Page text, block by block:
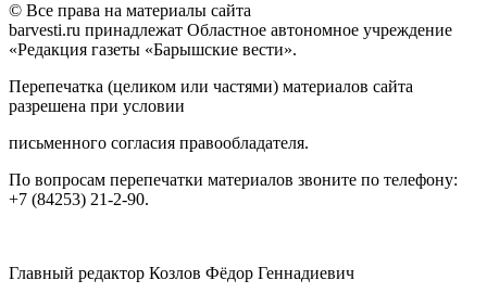
© Все права на материалы сайта
barvesti.ru принадлежат Областное автономное учреждение
«Редакция газеты «Барышские вести».
Перепечатка (целиком или частями) материалов сайта
разрешена при условии
письменного согласия правообладателя.
По вопросам перепечатки материалов звоните по телефону:
+7 (84253) 21-2-90.
Главный редактор Козлов Фёдор Геннадиевич